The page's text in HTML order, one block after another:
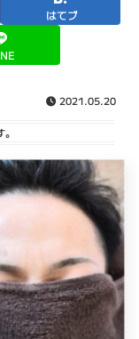
はてブ
2021.05.20